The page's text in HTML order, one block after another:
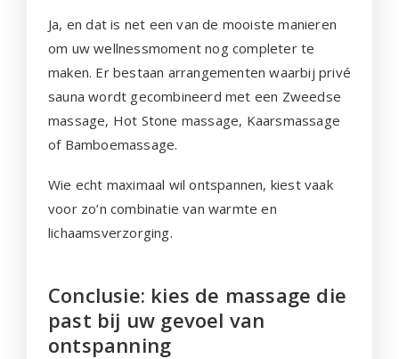
Ja, en dat is net een van de mooiste manieren
om uw wellnessmoment nog completer te
maken. Er bestaan arrangementen waarbij privé
sauna wordt gecombineerd met een Zweedse
massage, Hot Stone massage, Kaarsmassage
of Bamboemassage.
Wie echt maximaal wil ontspannen, kiest vaak
voor zo’n combinatie van warmte en
lichaamsverzorging.
Conclusie: kies de massage die
past bij uw gevoel van
ontspanning